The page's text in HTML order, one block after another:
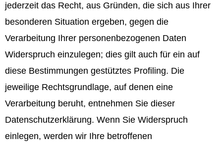
jederzeit das Recht, aus Gründen, die sich aus Ihrer
besonderen Situation ergeben, gegen die
Verarbeitung Ihrer personenbezogenen Daten
Widerspruch einzulegen; dies gilt auch für ein auf
diese Bestimmungen gestütztes Profiling. Die
jeweilige Rechtsgrundlage, auf denen eine
Verarbeitung beruht, entnehmen Sie dieser
Datenschutzerklärung. Wenn Sie Widerspruch
einlegen, werden wir Ihre betroffenen